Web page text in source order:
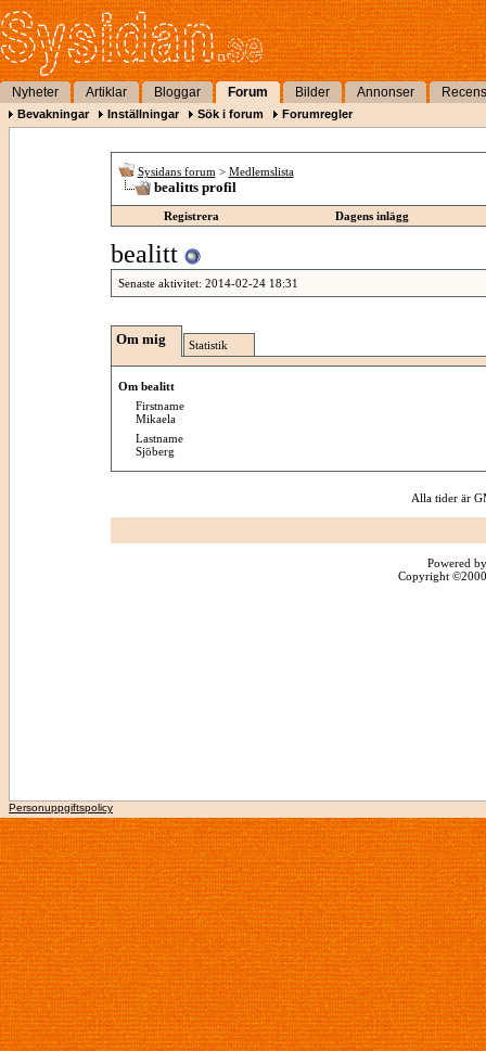
Nyheter Artiklar Bloggar Forum Bilder Annonser
Bevakningar Inställningar Sök i forum Forumregler
Sysidans forum > Medlemslista
bealitts profil
Registrera Dagens inlägg
bealitt
Senaste aktivitet: 2014-02-24 18:31
Om mig Statistik
Om bealitt
Firstname
Mikaela
Lastname
Sjöberg
Alla tider är
Powered
Copyright
Personuppgiftspolicy